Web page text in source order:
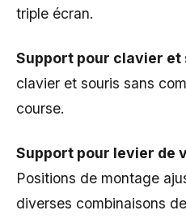
triple écran.
Support pour clavier et
clavier et souris sans
course.
Support pour levier de
Positions de montage
diverses combinaisons